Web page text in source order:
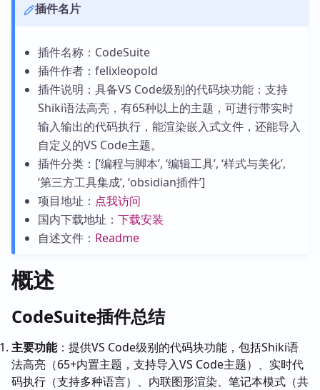
插件名片
插件名称：CodeSuite
插件作者：felixleopold
插件说明：具备VS Code级别的代码块功能：支持
Shiki语法高亮，有65种以上的主题，可进行带实时
输入输出的代码执行，能渲染嵌入式文件，还能导入
自定义的VS Code主题。
插件分类：[‘编程与脚本’, ‘编辑工具’, ‘样式与美化’,
‘第三方工具集成’, ‘obsidian插件’]
项目地址： 点我访问
国内下载地址： 下载安装
自述文件： Readme
概述
CodeSuite插件总结
主要功能：提供VS Code级别的代码块功能，包括Shiki语
法高亮（65+内置主题，支持导入VS Code主题）、实时代
码执行（支持多种语言）、内联图形渲染、笔记本模式（共